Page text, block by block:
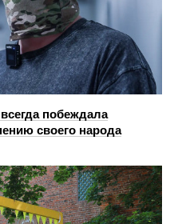
побеждала
своего народа